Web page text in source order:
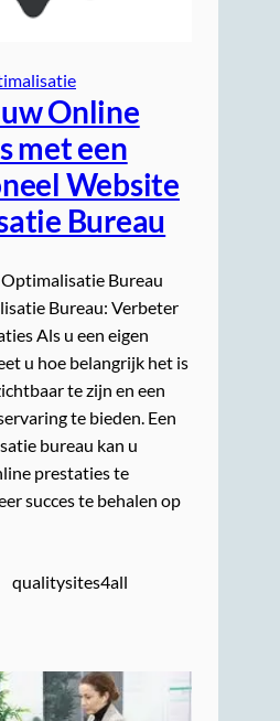
Online
met een
Website
Bureau
Bureau
Bureau: Verbeter
Als u een eigen
u hoe belangrijk het is
te zijn en een
te bieden. Een
bureau kan u
prestaties te
succes te behalen op
qualitysites4all